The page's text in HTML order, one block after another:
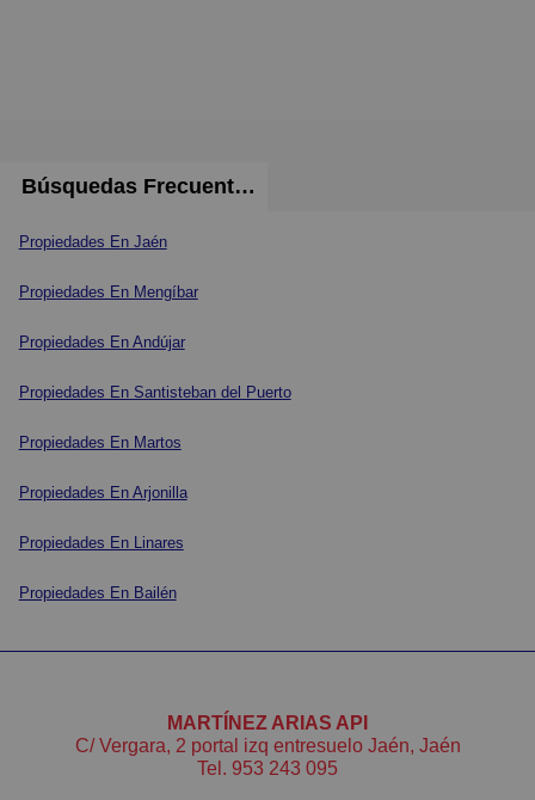
Búsquedas Frecuentes
Propiedades En Jaén
Propiedades En Mengíbar
Propiedades En Andújar
Propiedades En Santisteban del Puerto
Propiedades En Martos
Propiedades En Arjonilla
Propiedades En Linares
Propiedades En Bailén
MARTÍNEZ ARIAS API
C/ Vergara, 2 portal izq entresuelo Jaén, Jaén
Tel. 953 243 095